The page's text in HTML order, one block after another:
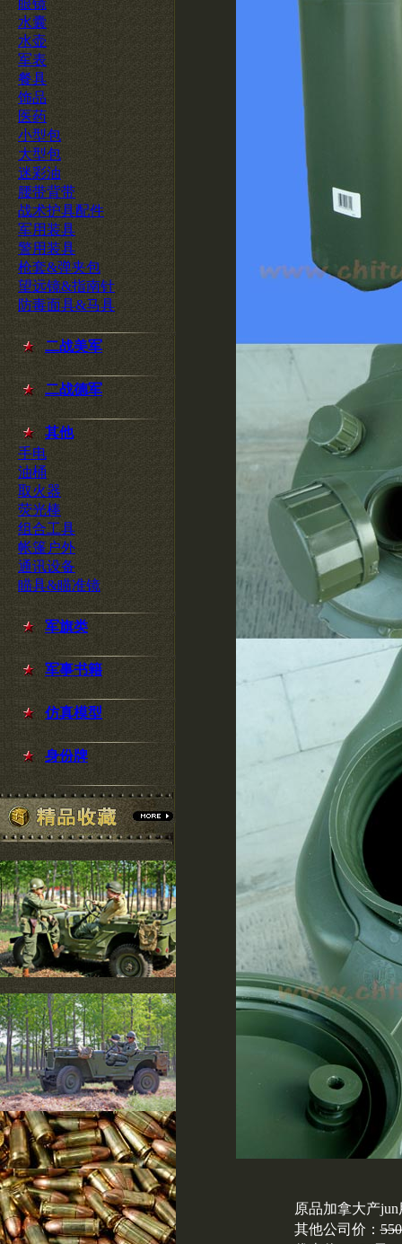
眼镜
水囊
水壶
军表
餐具
饰品
医药
小型包
大型包
迷彩油
腰带背带
战术护具配件
军用装具
警用装具
枪套&弹夹包
望远镜&指南针
防毒面具&马具
二战美军
二战德军
其他
手电
油桶
取火器
荧光棒
组合工具
帐篷户外
通讯设备
瞄具&瞄准镜
军旗类
军事书籍
仿真模型
身份牌
原品加拿大产
其他公司价：